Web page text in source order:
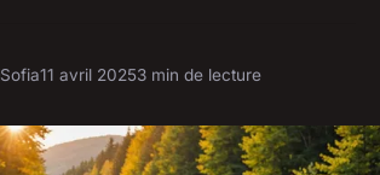
Sofia11 avril 20253 min de lecture